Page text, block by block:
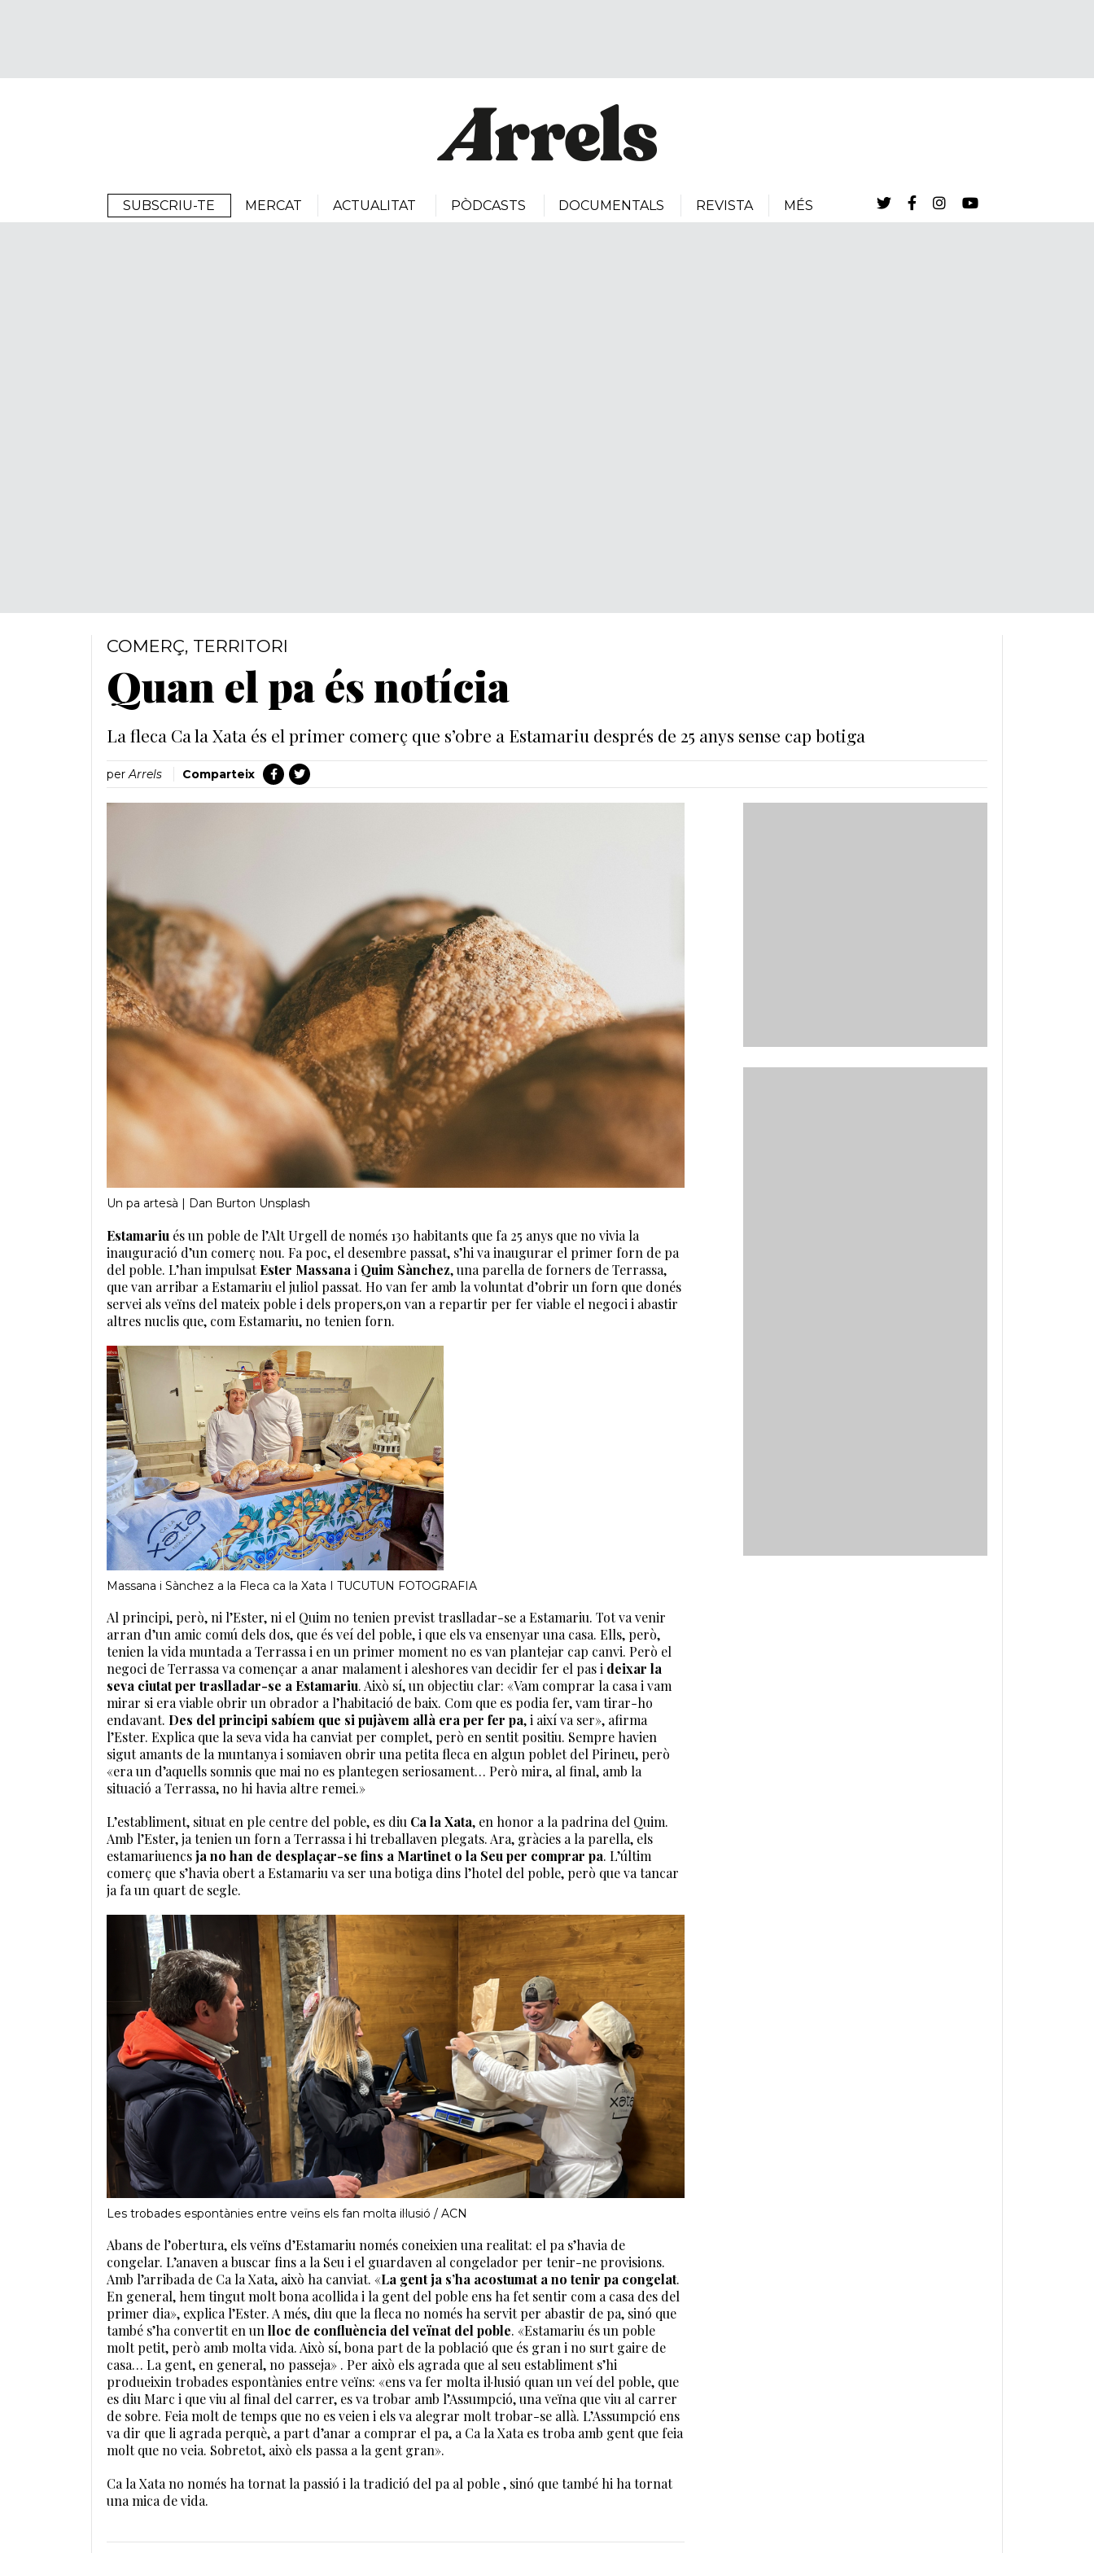
SUBSCRIU-TE MERCAT ACTUALITAT PÒDCASTS DOCUMENTALS REVISTA MÉS
COMERÇ, TERRITORI
Quan el pa és notícia
La fleca Ca la Xata és el primer comerç que s’obre a Estamariu després de 25 anys sense cap botiga
perArrels Comparteix
Un pa artesà | Dan Burton Unsplash
Estamariu és un poble de l’Alt Urgell de només 130 habitants que fa 25 anys que no vivia la
inauguració d’un comerç nou. Fa poc, el desembre passat, s’hi va inaugurar el primer forn de pa
del poble. L’han impulsatEster Massana i Quim Sànchez, una parella de forners de Terrassa,
que van arribar a Estamariu el juliol passat. Ho van fer amb la voluntat d’obrir un forn que donés
servei als veïns del mateix poble i dels propers,on van a repartir per fer viable el negoci i abastir
altres nuclis que, com Estamariu, no tenien forn.
Massana i Sànchez a la Fleca ca la Xata I TUCUTUN FOTOGRAFIA
Al principi, però, ni l’Ester, ni el Quim no tenien previst traslladar-se a Estamariu. Tot va venir
arran d’un amic comú dels dos, que és veí del poble, i que els va ensenyar una casa. Ells, però,
tenien la vida muntada a Terrassa i en un primer moment no es van plantejar cap canvi. Però el
negoci de Terrassa va començar a anar malament i aleshores van decidir fer el pas i deixar la
seva ciutat per traslladar-se a Estamariu. Això sí, un objectiu clar: «Vam comprar la casa i vam
mirar si era viable obrir un obrador a l’habitació de baix. Com que es podia fer, vam tirar-ho
endavant. Des del principi sabíem que si pujàvem allà era per fer pa, i així va ser», afirma
l’Ester. Explica que la seva vida ha canviat per complet, però en sentit positiu. Sempre havien
sigut amants de la muntanya i somiaven obrir una petita fleca en algun poblet del Pirineu, però
«era un d’aquells somnis que mai no es plantegen seriosament… Però mira, al final, amb la
situació a Terrassa, no hi havia altre remei.»
L’establiment, situat en ple centre del poble, es diu Ca la Xata, en honor a la padrina del Quim.
Amb l’Ester, ja tenien un forn a Terrassa i hi treballaven plegats. Ara, gràcies a la parella, els
estamariuencsja no han de desplaçar-se fins a Martinet o la Seu per comprar pa. L’últim
comerç que s’havia obert a Estamariu va ser una botiga dins l’hotel del poble, però que va tancar
ja fa un quart de segle.
Les trobades espontànies entre veïns els fan molta il·lusió / ACN
Abans de l’obertura, els veïns d’Estamariu només coneixien una realitat: el pa s’havia de
congelar. L’anaven a buscar fins a la Seu i el guardaven al congelador per tenir-ne provisions.
Amb l’arribada de Ca la Xata, això ha canviat. «La gent ja s’ha acostumat a no tenir pa congelat.
En general, hem tingut molt bona acollida i la gent del poble ens ha fet sentir com a casa des del
primer dia», explica l’Ester. A més, diu que la fleca no només ha servit per abastir de pa, sinó que
també s’ha convertit en un lloc de confluència del veïnat del poble. «Estamariu és un poble
molt petit, però amb molta vida. Això sí, bona part de la població que és gran i no surt gaire de
casa… La gent, en general, no passeja» . Per això els agrada que al seu establiment s’hi
produeixin trobades espontànies entre veïns: «ens va fer molta il·lusió quan un veí del poble, que
es diu Marc i que viu al final del carrer, es va trobar amb l’Assumpció, una veïna que viu al carrer
de sobre. Feia molt de temps que no es veien i els va alegrar molt trobar-se allà. L’Assumpció ens
va dir que li agrada perquè, a part d’anar a comprar el pa, a Ca la Xata es troba amb gent que feia
molt que no veia. Sobretot, això els passa a la gent gran».
Ca la Xata no només ha tornat la passió i la tradició del pa al poble , sinó que també hi ha tornat
una mica de vida.